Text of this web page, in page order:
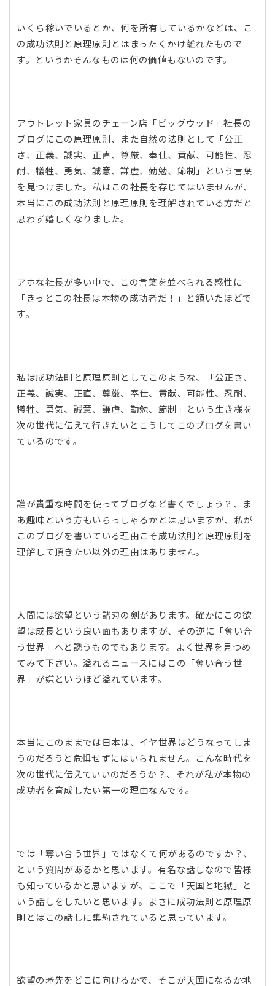
いくら稼いでいるとか、何を所有しているかなどは、こ
の成功法則と原理原則とはまったくかけ離れたもので
す。というかそんなものは何の価値もないのです。
アウトレット家具のチェーン店「ビッグウッド」社長の
ブログにこの原理原則、また自然の法則として「公正
さ、正義、誠実、正直、尊厳、奉仕、貢献、可能性、忍
耐、犠牲、勇気、誠意、謙虚、勤勉、節制」という言葉
を見つけました。私はこの社長を存じてはいませんが、
本当にこの成功法則と原理原則を理解されている方だと
思わず嬉しくなりました。
アホな社長が多い中で、この言葉を並べられる感性に
「きっとこの社長は本物の成功者だ！」と頷いたほどで
す。
私は成功法則と原理原則としてこのような、「公正さ、
正義、誠実、正直、尊厳、奉仕、貢献、可能性、忍耐、
犠牲、勇気、誠意、謙虚、勤勉、節制」という生き様を
次の世代に伝えて行きたいとこうしてこのブログを書い
ているのです。
誰が貴重な時間を使ってブログなど書くでしょう？、ま
あ趣味という方もいらっしゃるかとは思いますが、私が
このブログを書いている理由こそ成功法則と原理原則を
理解して頂きたい以外の理由はありません。
人間には欲望という諸刃の剣があります。確かにこの欲
望は成長という良い面もありますが、その逆に「奪い合
う世界」へと誘うものでもあります。よく世界を見つめ
てみて下さい。溢れるニュースにはこの「奪い合う世
界」が嫌というほど溢れています。
本当にこのままでは日本は、イヤ世界はどうなってしま
うのだろうと危惧せずにはいられません。こんな時代を
次の世代に伝えていいのだろうか？、それが私が本物の
成功者を育成したい第一の理由なんです。
では「奪い合う世界」ではなくて何があるのですか？、
という質問があるかと思います。有名な話しなので皆様
も知っているかと思いますが、ここで「天国と地獄」と
いう話しをしたいと思います。まさに成功法則と原理原
則とはこの話しに集約されていると思っています。
欲望の矛先をどこに向けるかで、そこが天国になるか地